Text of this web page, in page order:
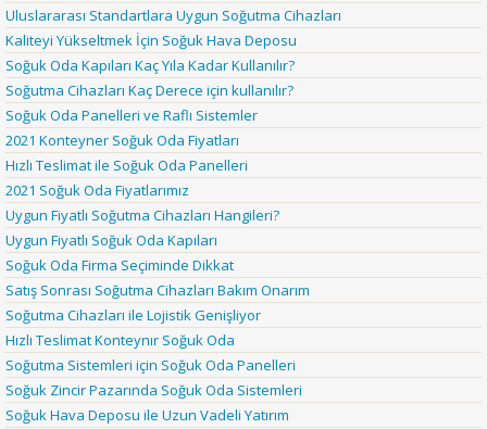
Uluslararası Standartlara Uygun Soğutma Cihazları
Kaliteyi Yükseltmek İçin Soğuk Hava Deposu
Soğuk Oda Kapıları Kaç Yıla Kadar Kullanılır?
Soğutma Cihazları Kaç Derece için kullanılır?
Soğuk Oda Panelleri ve Raflı Sistemler
2021 Konteyner Soğuk Oda Fiyatları
Hızlı Teslimat ile Soğuk Oda Panelleri
2021 Soğuk Oda Fiyatlarımız
Uygun Fiyatlı Soğutma Cihazları Hangileri?
Uygun Fiyatlı Soğuk Oda Kapıları
Soğuk Oda Firma Seçiminde Dikkat
Satış Sonrası Soğutma Cihazları Bakım Onarım
Soğutma Cihazları ile Lojistik Genişliyor
Hızlı Teslimat Konteynır Soğuk Oda
Soğutma Sistemleri için Soğuk Oda Panelleri
Soğuk Zincir Pazarında Soğuk Oda Sistemleri
Soğuk Hava Deposu ile Uzun Vadeli Yatırım